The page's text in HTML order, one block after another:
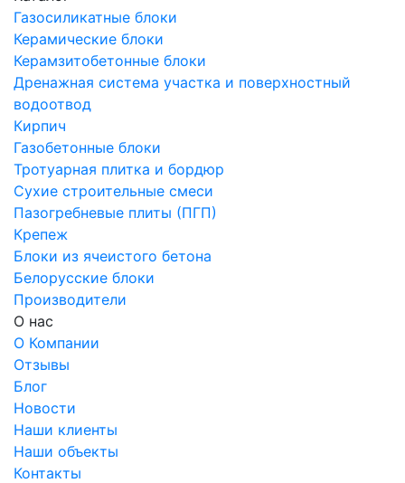
Газосиликатные блоки
Керамические блоки
Керамзитобетонные блоки
Дренажная система участка и поверхностный
водоотвод
Кирпич
Газобетонные блоки
Тротуарная плитка и бордюр
Сухие строительные смеси
Пазогребневые плиты (ПГП)
Крепеж
Блоки из ячеистого бетона
Белорусские блоки
Производители
О нас
О Компании
Отзывы
Блог
Новости
Наши клиенты
Наши объекты
Контакты